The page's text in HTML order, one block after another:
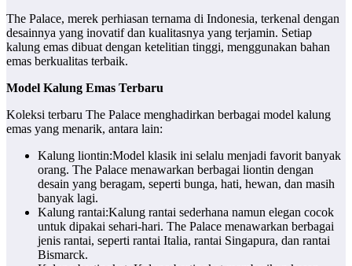
The Palace, merek perhiasan ternama di Indonesia, terkenal dengan
desainnya yang inovatif dan kualitasnya yang terjamin. Setiap
kalung emas dibuat dengan ketelitian tinggi, menggunakan bahan
emas berkualitas terbaik.
Model Kalung Emas Terbaru
Koleksi terbaru The Palace menghadirkan berbagai model kalung
emas yang menarik, antara lain:
Kalung liontin:Model klasik ini selalu menjadi favorit banyak
orang. The Palace menawarkan berbagai liontin dengan
desain yang beragam, seperti bunga, hati, hewan, dan masih
banyak lagi.
Kalung rantai:Kalung rantai sederhana namun elegan cocok
untuk dipakai sehari-hari. The Palace menawarkan berbagai
jenis rantai, seperti rantai Italia, rantai Singapura, dan rantai
Bismarck.